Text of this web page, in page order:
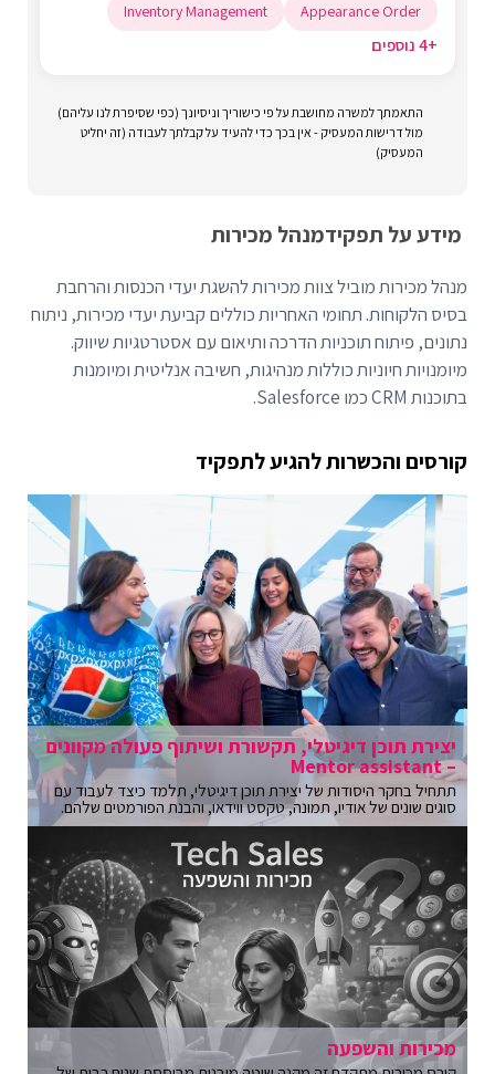
Appearance Order
Inventory Management
+4 נוספים
התאמתך למשרה מחושבת על פי כישוריך וניסיונך (כפי שסיפרת לנו עליהם)
מול דרישות המעסיק - אין בכך כדי להעיד על קבלתך לעבודה (זה יחליט
המעסיק)
מידע על תפקידמנהל מכירות
מנהל מכירות מוביל צוות מכירות להשגת יעדי הכנסות והרחבת
בסיס הלקוחות. תחומי האחריות כוללים קביעת יעדי מכירות, ניתוח
נתונים, פיתוח תוכניות הדרכה ותיאום עם אסטרטגיות שיווק.
מיומנויות חיוניות כוללות מנהיגות, חשיבה אנליטית ומיומנות
בתוכנות CRM כמו Salesforce.
קורסים והכשרות להגיע לתפקיד
יצירת תוכן דיגיטלי, תקשורת ושיתוף פעולה מקוונים
– Mentor assistant
תתחיל בחקר היסודות של יצירת תוכן דיגיטלי, תלמד כיצד לעבוד עם
סוגים שונים של אודיו, תמונה, טקסט ווידאו, והבנת הפורמטים שלהם.
מכירות והשפעה